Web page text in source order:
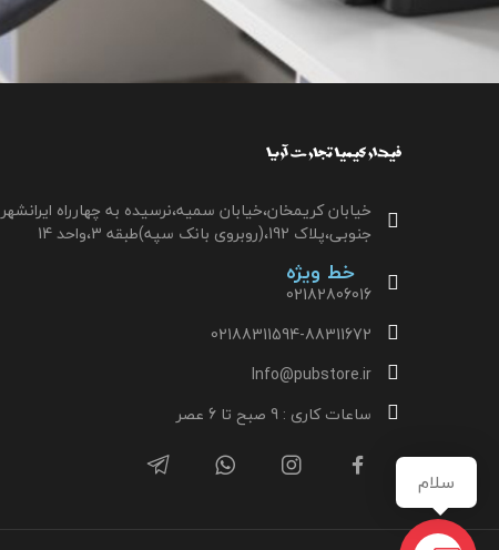
خیابان کریمخان،خیابان سمیه،نرسیده به چهارراه ایرانشهر
جنوبی،پلاک 192،(روبروی بانک سپه)طبقه 3،واحد 14
خط ویژه
02182806016
02188311594-88311672
Info@pubstore.ir
ساعات کاری : 9 صبح تا 6 عصر
سلام